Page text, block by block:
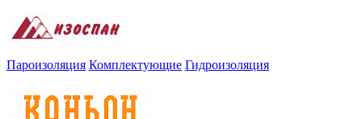
Пароизоляция Комплектующие Гидроизоляция